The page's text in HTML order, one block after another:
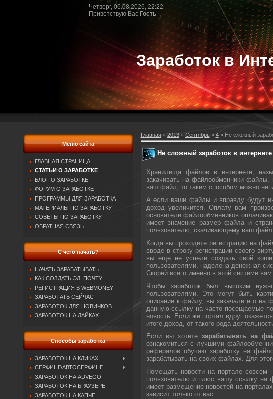
Четверг, 06.08.2026, 22:22
Приветствую Вас Гость
Заработок в
Меню сайта
ГЛАВНАЯ СТРАНИЦА
СТАТЬИ О ЗАРАБОТКЕ
БЛОГ О ЗАРАБОТКЕ
ФОРУМ О ЗАРАБОТКЕ
ПРОГРАММЫ ДЛЯ ЗАРАБОТКА
МАТЕРИАЛЫ ПО ЗАРАБОТКУ
СОВЕТЫ ПО ЗАРАБОТКУ
ОБРАТНАЯ СВЯЗЬ
С чего начать?
НАЧАТЬ ЗАРАБАТЫВАТЬ
КАК СОЗДАТЬ ЭЛ. ПОЧТУ
РЕГИСТРАЦИЯ В WEBMONEY
ЗАРАБОТАТЬ СЕЙЧАС
ЗАРАБОТОК ДЛЯ НОВИЧКОВ
ЗАРАБОТОК НА ЛАЙКАХ
Способы заработка
ЗАРАБОТОК НА КЛИКАХ
СЕРФИНГ/АВТОСЕРФИНГ
ЗАРАБОТОК НА ADVEGO
ЗАРАБОТОК НА БРАУЗЕРЕ
ЗАРАБОТОК НА КАПЧЕ
Главная» 2013 » Сентябрь » 4» Не сложный
Не сложный заработок в
Хранилища файлов в интернете,
закачивать на файлообменники
ваш файл, то таким способом можно
А если ваши файлы и вправду будут
доход увеличится. Оплату вам
основатели файлообменников
имеет значение размер файла и
пользователю, скачивающему ваш
Когда вы проходите регистрацию на
вводе в строку регистрации своего
вы еще не успели создать свой
пользователями, наделена денежная
Скорей всего именно в этой системе
Чтобы заработок был высоким
пользователями. Это могут быть
описание к файлу, вы закачали его на
данную ссылку на часто посещаемые
новость. Если же портал вдруг
итоге доход, от такого рода
Если вы хотите зарабатывать на
ознакомиться с лучшими
рефералов обучаю заработку на
зарабатывать на своих файлах. Для
Помещать новости на портале совсем
пользователю и плюс вашу ссылку на
имеет размещение новостей на
зависит только от вас.